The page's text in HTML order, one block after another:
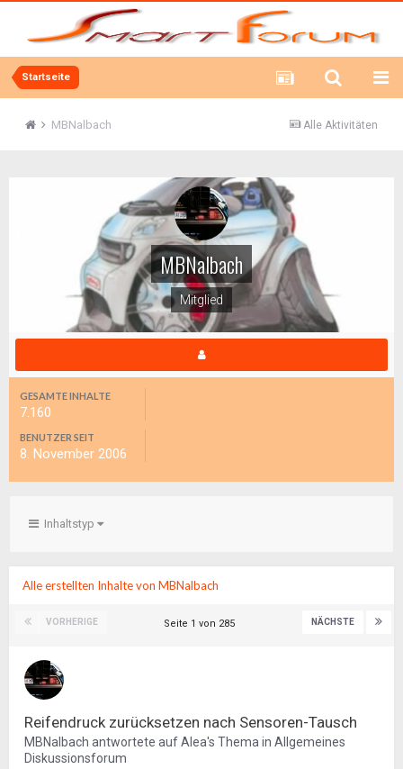
Startseite
Alle Aktivitäten
MBNalbach
MBNalbach
Mitglied
GESAMTE INHALTE
7.160
BENUTZER SEIT
8. November 2006
Inhaltstyp
Alle erstellten Inhalte von MBNalbach
VORHERIGE NÄCHSTE
Seite 1 von 285
Reifendruck zurücksetzen nach Sensoren-Tausch
MBNalbach antwortete aufAlea's Thema in Allgemeines
Diskussionsforum